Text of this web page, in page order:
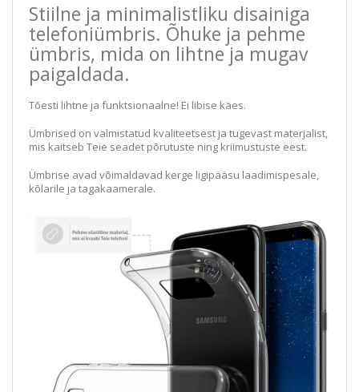
Stiilne ja minimalistliku disainiga
telefoniümbris. Õhuke ja pehme
ümbris, mida on lihtne ja mugav
paigaldada.
Tõesti lihtne ja funktsionaalne! Ei libise käes.
Ümbrised on valmistatud kvaliteetsest ja tugevast materjalist,
mis kaitseb Teie seadet põrutuste ning kriimustuste eest.
Ümbrise avad võimaldavad kerge ligipääsu laadimispesale,
kõlarile ja tagakaamerale.